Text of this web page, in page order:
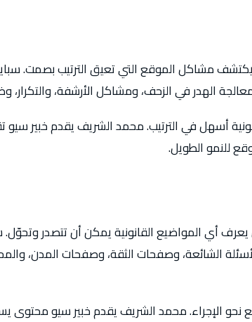
يكتشف مشاكل الموقع التي تعيق الترتيب بصمت.
الهدر في الزحف، ومشاكل الأرشفة، والتكرار،
أسهل في الترتيب. محمد الشريف يقدم خبير سيو
للنمو الطويل.
أي المواضيع القانونية يمكن أن تتصدر وتحوّل.
الشائعة، وصفحات الثقة، وصفحات المدن،
نحو الإجراء. محمد الشريف يقدم خبير سيو محتوى